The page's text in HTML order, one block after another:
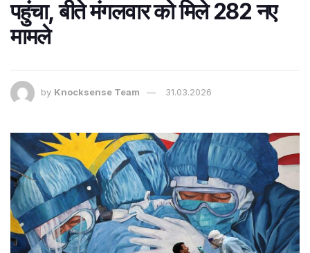
पहुंचा, बीते मंगलवार को मिले 282 नए
मामले
by Knocksense Team 31.03.2026